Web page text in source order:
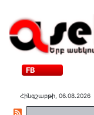
FB
Հինգշաբթի, 06.08.2026